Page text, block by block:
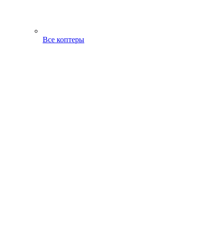
Все коптеры